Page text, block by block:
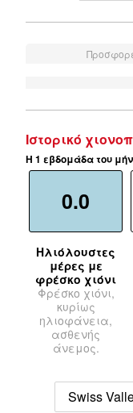
Ιστορικό
Η 1 εβδομάδα του
0.0
Ηλιόλουστες
μέρες με
φρέσκο χιόνι
Φρέσκο χιόνι,
κυρίως
ηλιοφάνεια,
ασθενής
άνεμος.
Swiss